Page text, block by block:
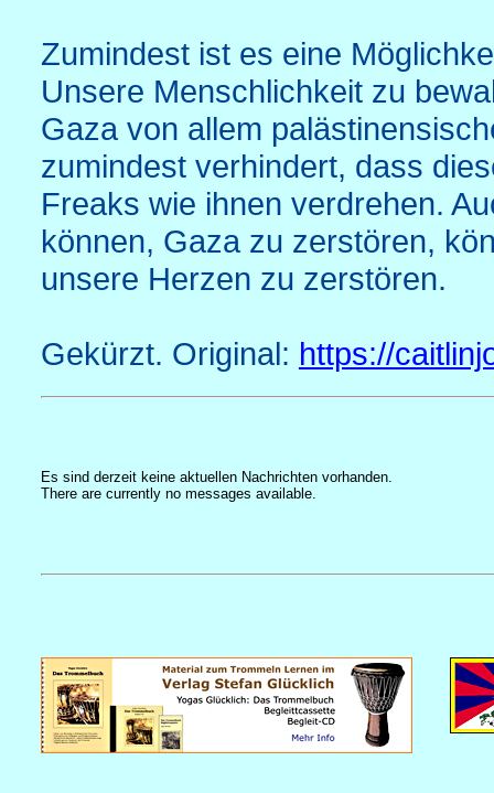
Zumindest ist es eine
Unsere Menschlichkeit zu
Gaza von allem
zumindest verhindert, dass
Freaks wie ihnen verdrehen.
können, Gaza zu zerstören,
unsere Herzen zu zerstören.
Gekürzt. Original: https://
Es sind derzeit keine aktuellen Nachrichten vorhanden.
There are currently no messages available.